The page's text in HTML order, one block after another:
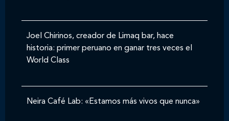
Joel Chirinos, creador de Limaq bar, hace
historia: primer peruano en ganar tres veces el
World Class
Neira Café Lab: «Estamos más vivos que nunca»